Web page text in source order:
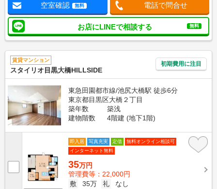
空室確認 無料 電話で問合せ
お店にLINEで相談する 無料
賃貸マンション
スタイリオ目黒大橋HILLSIDE
初期費用に注目
東急田園都市線/池尻大橋駅 徒歩6分
東京都目黒区大橋２丁目
築年数
築浅
建物階数
4階建 (地下1階)
即入居 写真充実 定借
無料オンライン相談可
インターネット無料
35万円
管理費等：22,000円
敷
35万 礼
なし